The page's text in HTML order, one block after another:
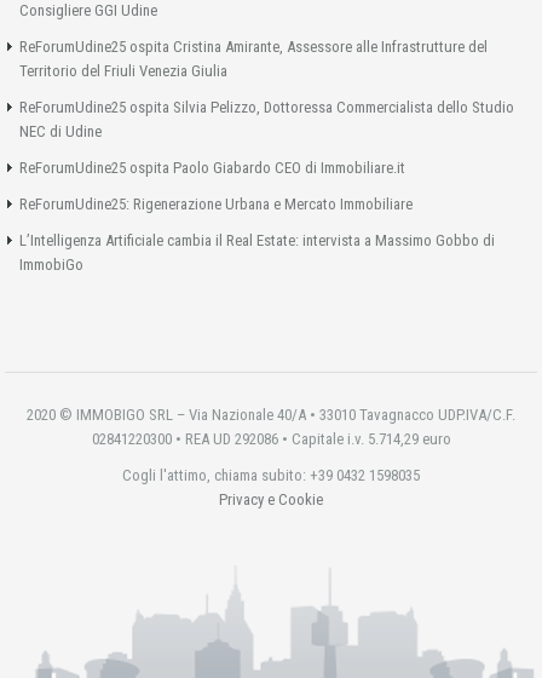
Consigliere GGI Udine
ReForumUdine25 ospita Cristina Amirante, Assessore alle Infrastrutture del
Territorio del Friuli Venezia Giulia
ReForumUdine25 ospita Silvia Pelizzo, Dottoressa Commercialista dello Studio
NEC di Udine
ReForumUdine25 ospita Paolo Giabardo CEO di Immobiliare.it
ReForumUdine25: Rigenerazione Urbana e Mercato Immobiliare
L’Intelligenza Artificiale cambia il Real Estate: intervista a Massimo Gobbo di
ImmobiGo
2020 © IMMOBIGO SRL – Via Nazionale 40/A • 33010 Tavagnacco UDP.IVA/C.F.
02841220300 • REA UD 292086 • Capitale i.v. 5.714,29 euro
Cogli l'attimo, chiama subito: +39 0432 1598035
Privacy e Cookie